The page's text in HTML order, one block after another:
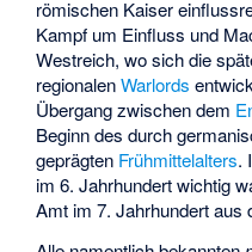
römischen Kaiser
Kampf um Einfluss und
Westreich, wo sich die
regionalenWarlords
Übergang zwischen dem
Beginn des durch
geprägten Frühmittelalters.
im 6. Jahrhundert wichtig
Amt im 7. Jahrhundert aus